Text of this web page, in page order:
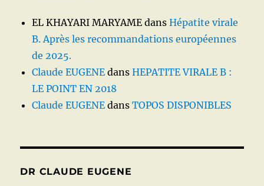
EL KHAYARI MARYAME dansHépatite virale
B. Après les recommandations européennes
de 2025.
Claude EUGENE dansHEPATITE VIRALE B :
LE POINT EN 2018
Claude EUGENE dansTOPOS DISPONIBLES
DR CLAUDE EUGENE